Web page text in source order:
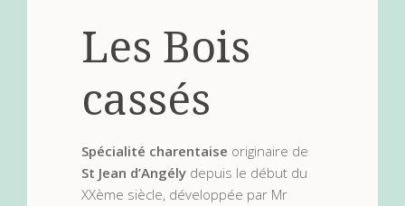
Les Bois
cassés
Spécialité charentaise originaire de
St Jean d’Angély depuis le début du
XXème siècle, développée par Mr